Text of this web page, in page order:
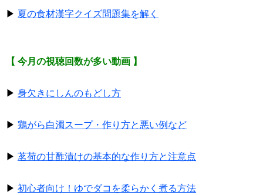
▶ 夏の食材漢字クイズ問題集を解く
【 今月の視聴回数が多い動画 】
▶ 身欠きにしんのもどし方
▶ 鶏がら白濁スープ・作り方と悪い例など
▶ 茗荷の甘酢漬けの基本的な作り方と注意点
▶ 初心者向け！ゆでダコを柔らかく煮る方法